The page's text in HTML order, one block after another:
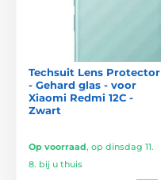
Techsuit Lens Protector
- Gehard glas - voor
Xiaomi Redmi 12C -
Zwart
Op voorraad, op dinsdag 11.
8. bij u thuis